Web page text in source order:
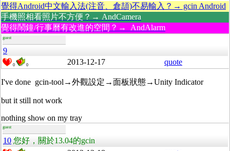
覺得Android中文輸入法(注音、倉頡)不易輸入？→ gcin Android
手機照相看照片不方便？→ AndCamera
覺得鬧鐘/行事曆有改進的空間？→ AndAlarm
guest
9
0 0 2013-12-17 quote
I've done gcin-tool→外觀設定→面板狀態→Unity Indicator
but it still not work
nothing show on my tray
guest
10 您好，關於13.04的gcin